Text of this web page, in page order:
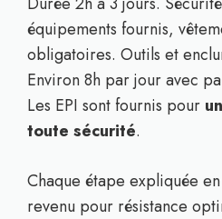
équipements fournis,
obligatoires. Outils et
Environ 8h par jour avec
Les EPI sont fournis pour
toute sécurité.
Chaque étape expliquée
revenu pour résistance